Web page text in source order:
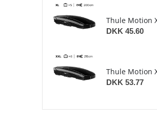
DKK 45.60
DKK 53.77